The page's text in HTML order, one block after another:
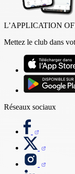
L’APPLICATION
Mettez le club dans
Réseaux sociaux